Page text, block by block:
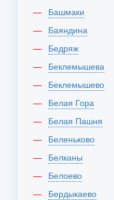
Башмаки
Баяндина
Бедряж
Беклемышева
Беклемышево
Белая Гора
Белая Пашня
Беленьково
Белканы
Белоево
Бердыкаево